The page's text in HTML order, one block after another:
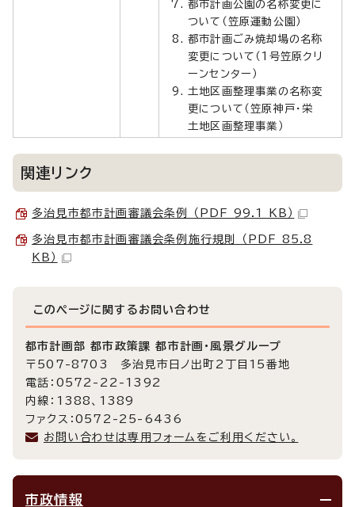
都市計画公園の名称変更に
ついて（笠原運動公園）
都市計画ごみ焼却場の名称
変更について（1号笠原クリ
ーンセンター）
土地区画整理事業の名称変
更について（笠原神戸・栄
土地区画整理事業）
関連リンク
多治見市都市計画審議会条例 （PDF 99.1 KB）
多治見市都市計画審議会条例施行規則 （PDF 85.8
KB）
このページに関する お問い合わせ
都市計画部 都市政策課 都市計画・風景グループ
〒507-8703 多治見市日ノ出町2丁目15番地
電話：0572-22-1392
内線：1388、1389
ファクス：0572-25-6436
お問い合わせは専用フォームをご利用ください。
市政情報